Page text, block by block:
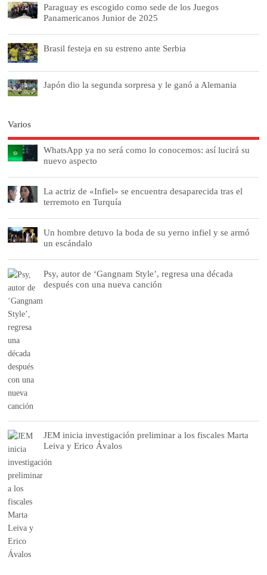
Paraguay es escogido como sede de los Juegos
Panamericanos Junior de 2025
Brasil festeja en su estreno ante Serbia
Japón dio la segunda sorpresa y le ganó a Alemania
Varios
WhatsApp ya no será como lo conocemos: así lucirá su
nuevo aspecto
La actriz de «Infiel» se encuentra desaparecida tras el
terremoto en Turquía
Un hombre detuvo la boda de su yerno infiel y se armó
un escándalo
Psy, autor de ‘Gangnam Style’, regresa una década
después con una nueva canción
JEM inicia investigación preliminar a los fiscales Marta
Leiva y Erico Ávalos